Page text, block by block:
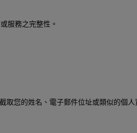
服務之完整性。
您的姓名、電子郵件位址或類似的個